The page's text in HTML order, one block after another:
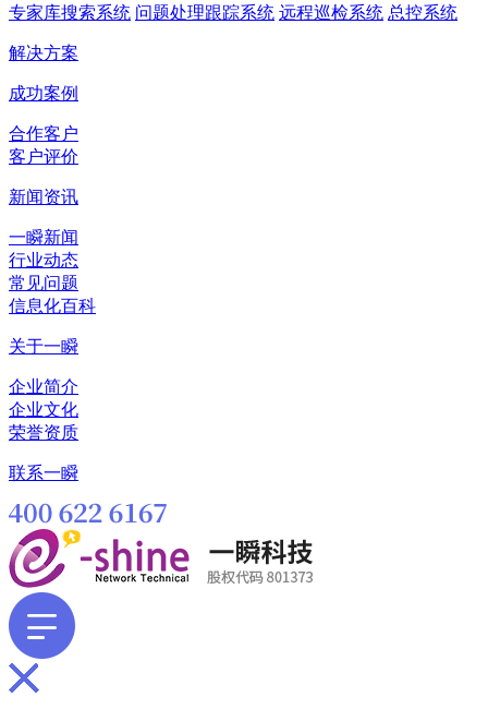
专家库搜索系统 问题处理跟踪系统 远程巡检系统 总控系统
解决方案
成功案例
合作客户
客户评价
新闻资讯
一瞬新闻
行业动态
常见问题
信息化百科
关于一瞬
企业简介
企业文化
荣誉资质
联系一瞬